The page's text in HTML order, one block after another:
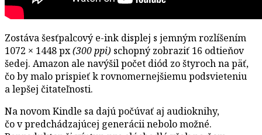
Zostáva šesťpalcový e-ink displej s jemným rozlíšením
1072 × 1448 px(300 ppi) schopný zobraziť 16 odtieňov
šedej. Amazon ale navýšil počet diód zo štyroch na päť,
čo by malo prispieť k rovnomernejšiemu podsvieteniu
a lepšej čitateľnosti.
Na novom Kindle sa dajú počúvať aj audioknihy,
čo v predchádzajúcej generácii nebolo možné.